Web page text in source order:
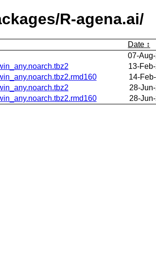
R-agena.ai/
Date
07-
13-
14-
28-
28-